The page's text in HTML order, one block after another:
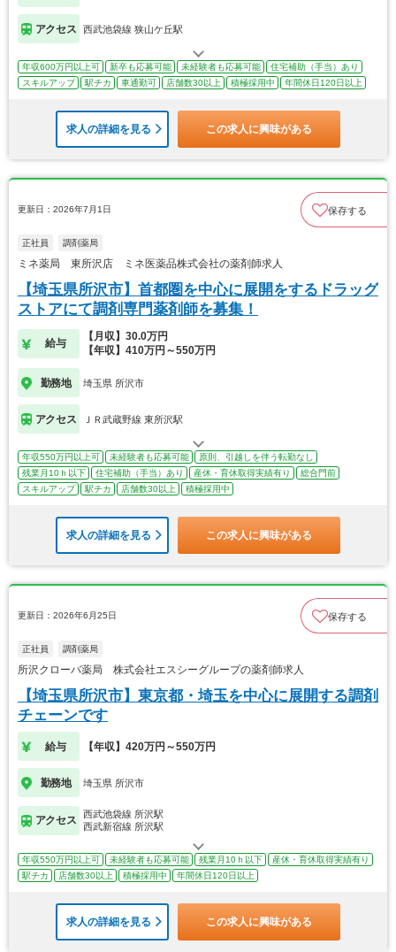
アクセス 西武池袋線 狭山ケ丘駅
年収600万円以上可 新卒も応募可能 未経験者も応募可能
住宅補助（手当）あり
スキルアップ
駅チカ 車通勤可 店舗数30以上 積極採用中 年間休日120日以上
求人の詳細を見る この求人に興味がある
更新日：2026年7月1日 保存する
正社員 調剤薬局
ミネ薬局 東所沢店 ミネ医薬品株式会社の薬剤師求人
【埼玉県所沢市】首都圏を中心に展開をするドラッグ
ストアにて調剤専門薬剤師を募集！
給与
【月収】30.0万円
【年収】410万円～550万円
勤務地 埼玉県 所沢市
アクセス ＪＲ武蔵野線 東所沢駅
年収550万円以上可 未経験者も応募可能
原則、引越しを伴う転勤なし
残業月10ｈ以下
住宅補助（手当）あり 産休・育休取得実績有り
総合門前
スキルアップ
駅チカ 店舗数30以上 積極採用中
求人の詳細を見る この求人に興味がある
更新日：2026年6月25日 保存する
正社員 調剤薬局
所沢クローバ薬局 株式会社エスシーグループの薬剤師求人
【埼玉県所沢市】東京都・埼玉を中心に展開する調剤
チェーンです
給与 【年収】420万円～550万円
勤務地 埼玉県 所沢市
アクセス
西武池袋線 所沢駅
西武新宿線 所沢駅
年収550万円以上可 未経験者も応募可能 残業月10ｈ以下
産休・育休取得実績有り
駅チカ
店舗数30以上 積極採用中 年間休日120日以上
求人の詳細を見る この求人に興味がある